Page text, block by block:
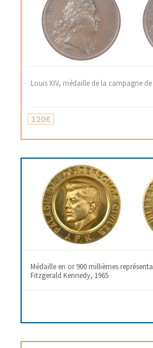
Louis XIV, médaille de la campagne de
120€
Médaille en or 900 millièmes
Fitzgerald Kennedy, 1965